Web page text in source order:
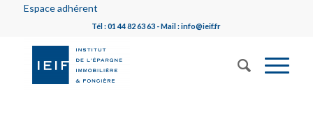
Espace adhérent
Tél : 01 44 82 63 63 - Mail : info@ieif.fr